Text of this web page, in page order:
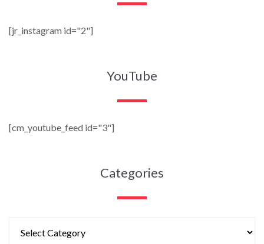
[jr_instagram id="2"]
YouTube
[cm_youtube_feed id="3"]
Categories